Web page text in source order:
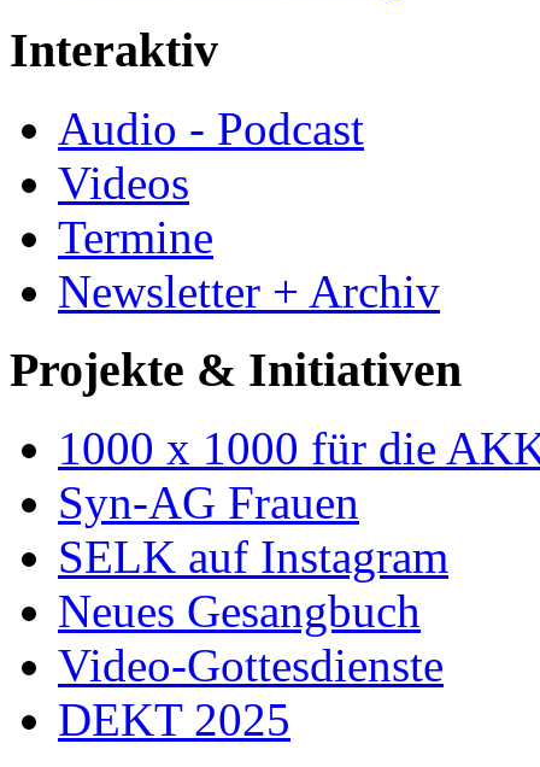
Interaktiv
Audio - Podcast
Videos
Termine
Newsletter + Archiv
Projekte & Initiativen
1000 x 1000 für die
Syn-AG Frauen
SELK auf Instagram
Neues Gesangbuch
Video-Gottesdienste
DEKT 2025